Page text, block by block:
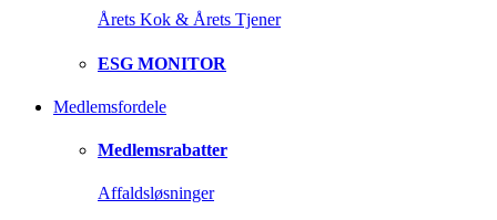
Årets Kok & Årets Tjener
ESG MONITOR
Medlemsfordele
Medlemsrabatter
Affaldsløsninger